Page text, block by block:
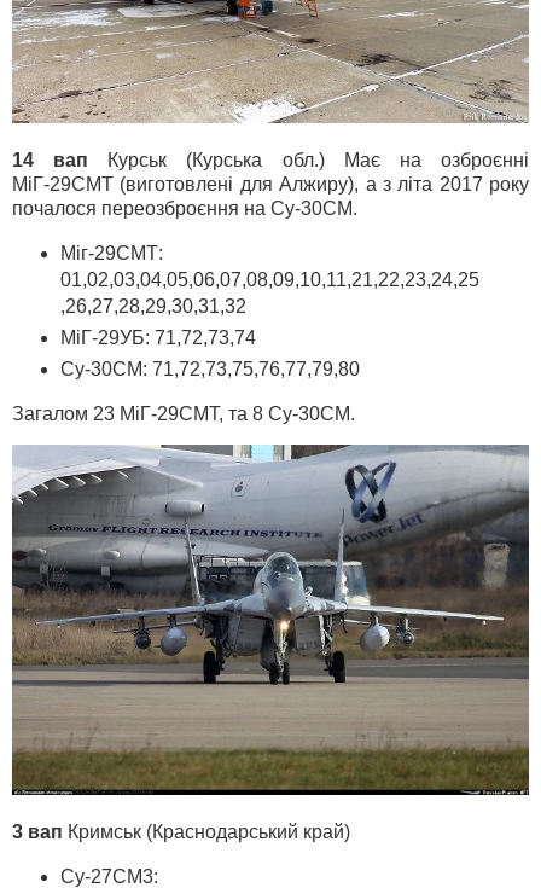
14 вап
Курськ (Курська обл.) Має на озброєнні
МіГ-29СМТ (виготовлені для Алжиру), а з літа 2017 року
почалося переозброєння на Су-30СМ.
Міг-29СМТ:
01,02,03,04,05,06,07,08,09,10,11,21,22,23,24,25
,26,27,28,29,30,31,32
МіГ-29УБ: 71,72,73,74
Су-30СМ: 71,72,73,75,76,77,79,80
Загалом 23 МіГ-29СМТ, та 8 Су-30СМ.
3 вап Кримськ (Краснодарський край)
Су-27СМ3: